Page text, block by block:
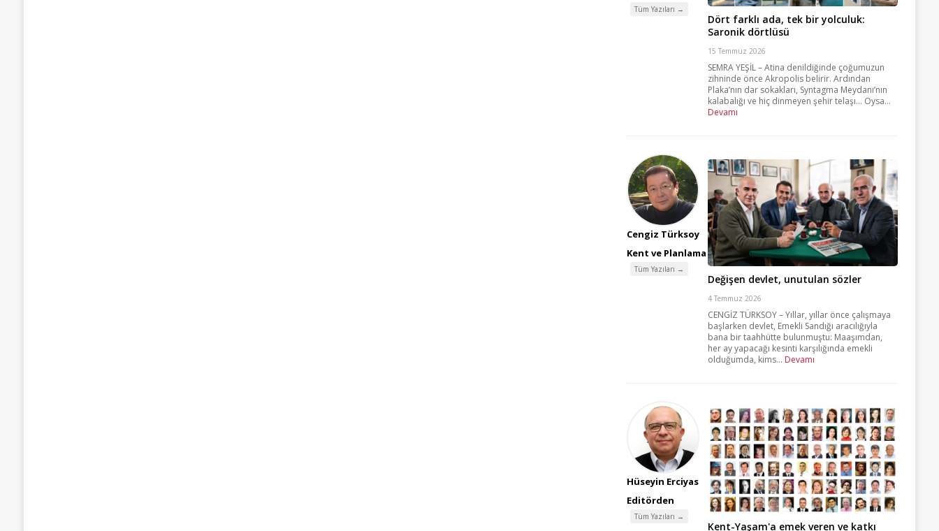
Tüm Yazıları →
Dört farklı ada, tek bir yolculuk:
Saronik dörtlüsü
15 Temmuz 2026
SEMRA YEŞİL – Atina denildiğinde çoğumuzun
zihninde önce Akropolis belirir. Ardından
Plaka’nın dar sokakları, Syntagma Meydanı’nın
kalabalığı ve hiç dinmeyen şehir telaşı… Oysa...
Devamı
Cengiz Türksoy
Kent ve Planlama
Tüm Yazıları →
Değişen devlet, unutulan sözler
4 Temmuz 2026
CENGİZ TÜRKSOY – Yıllar, yıllar önce çalışmaya
başlarken devlet, Emekli Sandığı aracılığıyla
bana bir taahhütte bulunmuştu: Maaşımdan,
her ay yapacağı kesinti karşılığında emekli
olduğumda, kims... Devamı
Hüseyin Erciyas
Editörden
Tüm Yazıları →
Kent-Yaşam'a emek veren ve katkı